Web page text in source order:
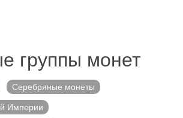
группы монет
Серебряные монеты
Империи